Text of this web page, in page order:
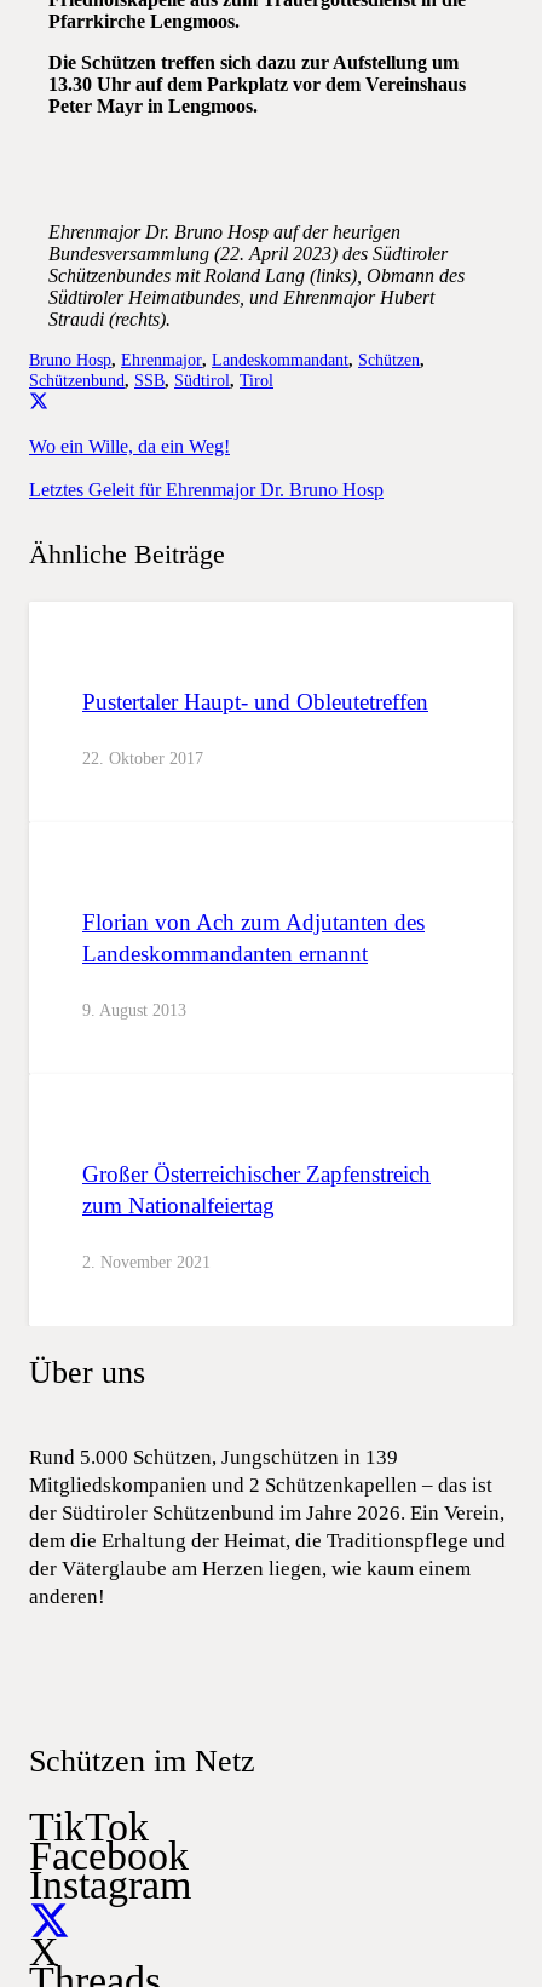
Pfarrkirche Lengmoos.
Die Schützen treffen sich dazu zur Aufstellung um
13.30 Uhr auf dem Parkplatz vor dem Vereinshaus
Peter Mayr in Lengmoos.
Ehrenmajor Dr. Bruno Hosp auf der heurigen
Bundesversammlung (22. April 2023) des Südtiroler
Schützenbundes mit Roland Lang (links), Obmann des
Südtiroler Heimatbundes, und Ehrenmajor Hubert
Straudi (rechts).
Bruno Hosp, Ehrenmajor, Landeskommandant, Schützen,
Schützenbund, SSB, Südtirol, Tirol
Wo ein Wille, da ein Weg!
Letztes Geleit für Ehrenmajor Dr. Bruno Hosp
Ähnliche Beiträge
Pustertaler Haupt- und Obleutetreffen
22. Oktober 2017
Florian von Ach zum Adjutanten des
Landeskommandanten ernannt
9. August 2013
Großer Österreichischer Zapfenstreich
zum Nationalfeiertag
2. November 2021
Über uns
Rund 5.000 Schützen, Jungschützen in 139
Mitgliedskompanien und 2 Schützenkapellen – das ist
der Südtiroler Schützenbund im Jahre 2026. Ein Verein,
dem die Erhaltung der Heimat, die Traditionspflege und
der Väterglaube am Herzen liegen, wie kaum einem
anderen!
Schützen im Netz
TikTok
Facebook
Instagram
X